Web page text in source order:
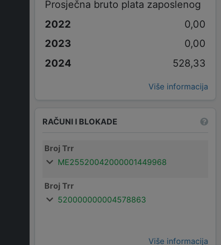
Prosječna bruto plata zaposlenog
0,00
0,00
528,33
Više informacija
RAČUNI I BLOKADE
Broj Trr
ME25520042000001449968
Broj Trr
520000000004578863
Više informacija